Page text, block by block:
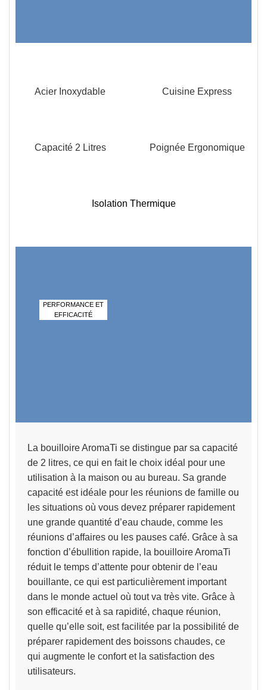
Acier Inoxydable Cuisine Express
Capacité 2 Litres Poignée Ergonomique
Isolation Thermique
PERFORMANCE ET
EFFICACITÉ
La bouilloire AromaTi se distingue par sa capacité
de 2 litres, ce qui en fait le choix idéal pour une
utilisation à la maison ou au bureau. Sa grande
capacité est idéale pour les réunions de famille ou
les situations où vous devez préparer rapidement
une grande quantité d’eau chaude, comme les
réunions d’affaires ou les pauses café. Grâce à sa
fonction d’ébullition rapide, la bouilloire AromaTi
réduit le temps d’attente pour obtenir de l’eau
bouillante, ce qui est particulièrement important
dans le monde actuel où tout va très vite. Grâce à
son efficacité et à sa rapidité, chaque réunion,
quelle qu’elle soit, est facilitée par la possibilité de
préparer rapidement des boissons chaudes, ce
qui augmente le confort et la satisfaction des
utilisateurs.